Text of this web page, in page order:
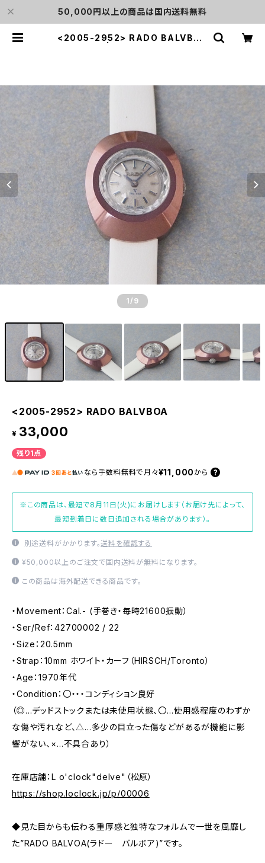
50,000円以上の商品は国内送料無料
<2005-2952> RADO BALVBOA
1 /9
<2005-2952> RADO BALVBOA
¥ 33,000
残り1点
なら 手数料無料で 月々¥11,000 から
※この商品は、最短で8月11日(火)にお届けします（お届け先によって、
最短到着日に数日追加される場合があります）。
別途送料がかかります。送料を確認する
¥50,000以上のご注文で国内送料が無料になります。
この商品は海外配送できる商品です。
・Movement：Cal.- (手巻き・毎時21600振動）
・Ser/Ref：42700002 / 22
・Size：20.5mm
・Strap：10mm ホワイト・カーフ（HIRSCH/Toronto）
・Age：1970年代
・Condition：〇・・・コンディション良好
（◎…デッドストックまたは未使用状態、〇…使用感程度のわずか
な傷や汚れなど、△…多少の目立った傷などがあるが機能に影
響がない、×…不具合あり）
在庫店舗：L o'clock"delve"（松原）
https://shop.loclock.jp/p/00006
◆見た目からも伝わる重厚感と独特なフォルムで一世を風靡し
た”RADO BALVOA(ラドー バルボア)”です。